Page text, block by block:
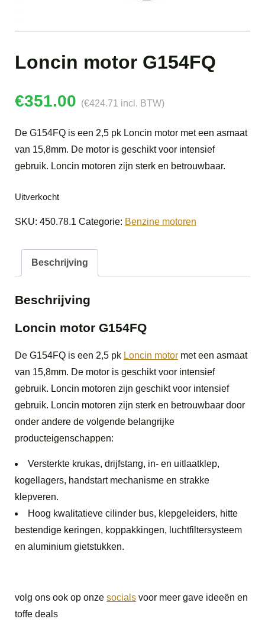
Loncin motor G154FQ
€351.00 (€424.71 incl. BTW)
De G154FQ is een 2,5 pk Loncin motor met een asmaat
van 15,8mm. De motor is geschikt voor intensief
gebruik. Loncin motoren zijn sterk en betrouwbaar.
Uitverkocht
SKU: 450.78.1 Categorie: Benzine motoren
Beschrijving
Beschrijving
Loncin motor G154FQ
De G154FQ is een 2,5 pk Loncin motor met een asmaat
van 15,8mm. De motor is geschikt voor intensief
gebruik. Loncin motoren zijn geschikt voor intensief
gebruik. Loncin motoren zijn sterk en betrouwbaar door
onder andere de volgende belangrijke
producteigenschappen:
Versterkte krukas, drijfstang, in- en uitlaatklep,
kogellagers, handstart mechanisme en strakke
klepveren.
Hoog kwalitatieve cilinder bus, klepgeleiders, hitte
bestendige keringen, koppakkingen, luchtfiltersysteem
en aluminium gietstukken.
volg ons ook op onze socials voor meer gave ideeën en
toffe deals